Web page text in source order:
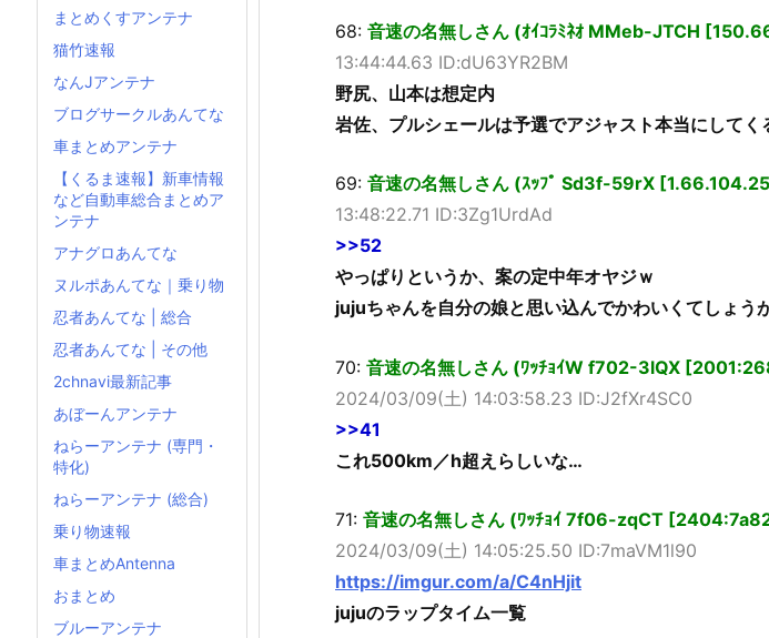
68: 音速の名無しさん (ｵｲｺﾗﾐﾈｵ MMeb-JTCH
13:44:44.63 ID:dU63YR2BM
野尻、山本は想定内
岩佐、プルシェールは予選でアジャスト本当にしてく
69: 音速の名無しさん (ｽｯﾌﾟ Sd3f-59rX
13:48:22.71 ID:3Zg1UrdAd
>>52
やっぱりというか、案の定中年オヤジｗ
jujuちゃんを自分の娘と思い込んでかわいくてしょう
70: 音速の名無しさん (ﾜｯﾁｮｲW f702-3lQX
2024/03/09(土) 14:03:58.23 ID:J2fXr4SC0
>>41
これ500km／h超えらしいな…
71: 音速の名無しさん (ﾜｯﾁｮｲ 7f06-zqCT
2024/03/09(土) 14:05:25.50 ID:7maVM1l90
https://imgur.com/a/C4nHjit
jujuのラップタイム一覧
まとめくすアンテナ
猫竹速報
なんJアンテナ
ブログサークルあんてな
車まとめアンテナ
【くるま速報】新車情報
など自動車総合まとめア
ンテナ
アナグロあんてな
ヌルポあんてな｜乗り物
忍者あんてな | 総合
忍者あんてな | その他
2chnavi最新記事
あぼーんアンテナ
ねらーアンテナ (専門・
特化)
ねらーアンテナ (総合)
乗り物速報
車まとめAntenna
おまとめ
ブルーアンテナ